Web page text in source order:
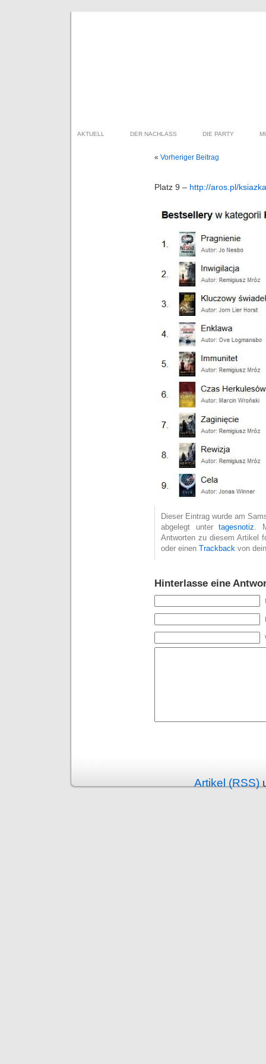
AKTUELL DER NACHLASS DIE PARTY
« Vorheriger Beitrag
Platz 9 – http://aros.pl/
Dieser Eintrag wurde am
abgelegt untertagesnotiz .
Antworten zu diesem Artikel
oder einen Trackback von
Hinterlasse eine
Artikel (RSS)